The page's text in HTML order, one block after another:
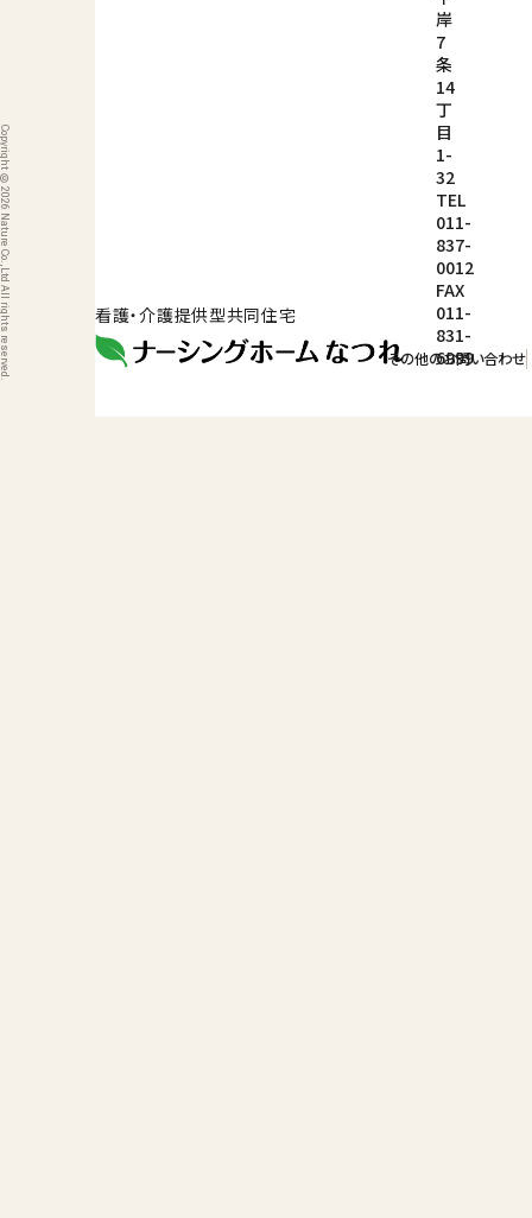
その他のお問い合わせ
看護・介護提供型共同住宅
岸
7
条
14
丁
目
1-
32
TEL
011-
837-
0012
FAX
011-
831-
6999
Copyright © 2026 Nature Co.,Ltd All rights reserved.